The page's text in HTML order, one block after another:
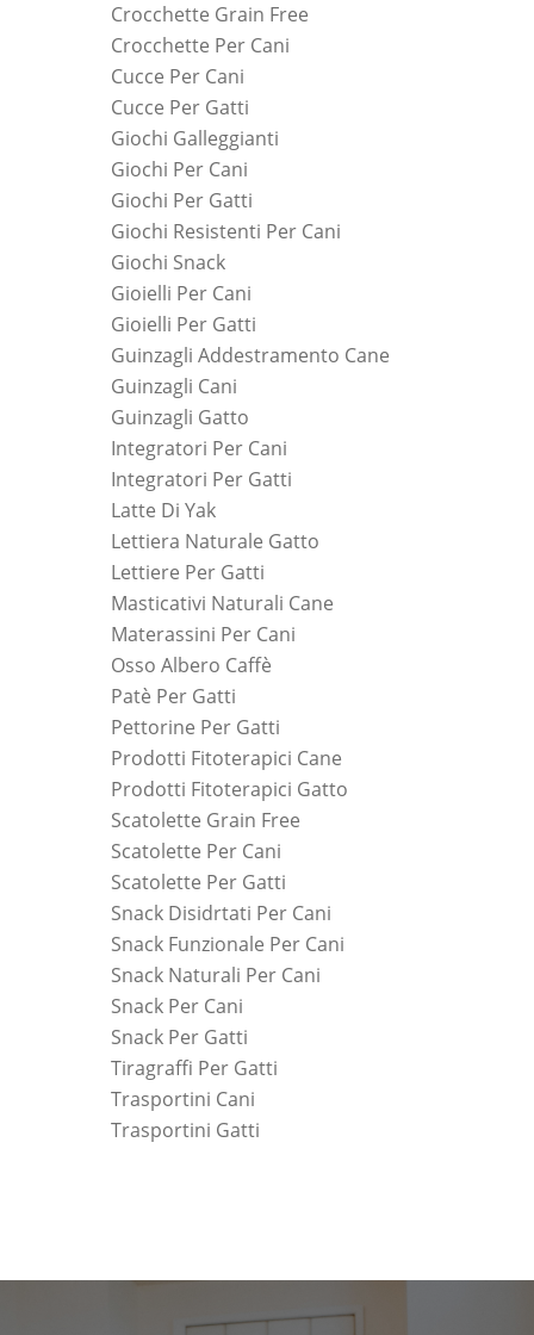
Crocchette Grain Free
Crocchette Per Cani
Cucce Per Cani
Cucce Per Gatti
Giochi Galleggianti
Giochi Per Cani
Giochi Per Gatti
Giochi Resistenti Per Cani
Giochi Snack
Gioielli Per Cani
Gioielli Per Gatti
Guinzagli Addestramento Cane
Guinzagli Cani
Guinzagli Gatto
Integratori Per Cani
Integratori Per Gatti
Latte Di Yak
Lettiera Naturale Gatto
Lettiere Per Gatti
Masticativi Naturali Cane
Materassini Per Cani
Osso Albero Caffè
Patè Per Gatti
Pettorine Per Gatti
Prodotti Fitoterapici Cane
Prodotti Fitoterapici Gatto
Scatolette Grain Free
Scatolette Per Cani
Scatolette Per Gatti
Snack Disidrtati Per Cani
Snack Funzionale Per Cani
Snack Naturali Per Cani
Snack Per Cani
Snack Per Gatti
Tiragraffi Per Gatti
Trasportini Cani
Trasportini Gatti